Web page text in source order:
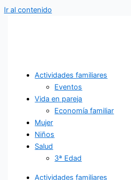
Ir al contenido
Actividades familiares
Eventos
Vida en pareja
Economía familiar
Mujer
Niños
Salud
3ª Edad
Actividades familiares